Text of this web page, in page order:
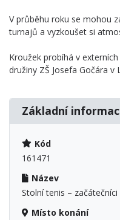
V průběhu roku se mohou
turnajů a vyzkoušet si
Kroužek probíhá v
družiny ZŠ Josefa Gočára v
Základní
Kód
161471
Název
Stolní tenis – začátečníci
Místo konání